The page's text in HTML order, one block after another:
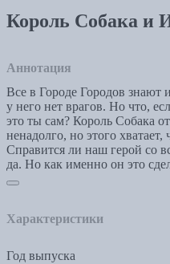
Король Собака и
Аннотация
Все в Городе Городов знают
у него нет врагов. Но что,
это ты сам? Король Собака
ненадолго, но этого
Справится ли наш герой со
да. Но как именно он это
Характеристики
Год выпуска